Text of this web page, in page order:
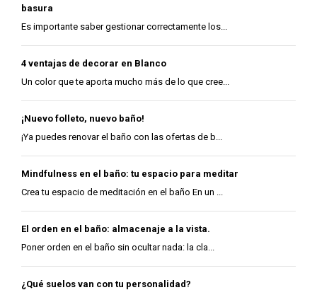
basura
Es importante saber gestionar correctamente los...
4 ventajas de decorar en Blanco
Un color que te aporta mucho más de lo que cree...
¡Nuevo folleto, nuevo baño!
¡Ya puedes renovar el baño con las ofertas de b...
Mindfulness en el baño: tu espacio para meditar
Crea tu espacio de meditación en el baño En un ...
El orden en el baño: almacenaje a la vista.
Poner orden en el baño sin ocultar nada: la cla...
¿Qué suelos van con tu personalidad?